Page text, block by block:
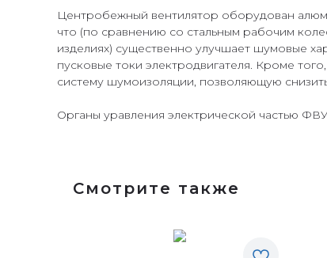
Центробежный вентилятор оборудован
что (по сравнению со стальным рабочим
изделиях) существенно улучшает шумовые
пусковые токи электродвигателя. Кроме
систему шумоизоляции, позволяющую
Органы уравления электрической частью
Смотрите также